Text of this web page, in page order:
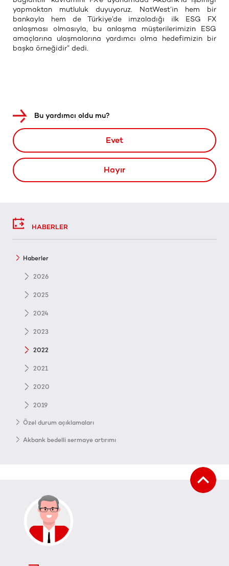
yapmaktan mutluluk duyuyoruz. NatWest’in hem bir
bankayla hem de Türkiye’de imzaladığı ilk ESG FX
anlaşması olmasıyla, bu anlaşma müşterilerimizin ESG
amaçlarına ulaşmalarına yardımcı olma hedefimizin bir
başka örneğidir” dedi.
Bu yardımcı oldu mu?
Evet
Hayır
HABERLER
Haberler
2026
2025
2024
2023
2022
2021
2020
2019
Özel durum açıklamaları
Akbank bedelli sermaye artırımı